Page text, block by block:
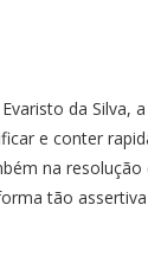
da Silva,
e conter
na resolução
tão